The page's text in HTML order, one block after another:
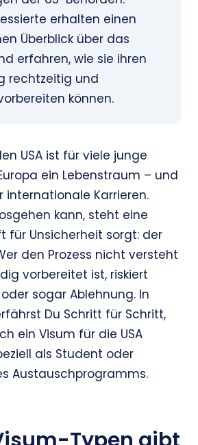
erhalten einen
Überblick über das
erfahren, wie sie ihren
rechtzeitig und
können.
USA ist für viele junge
ein Lebenstraum – und
internationale Karrieren.
kann, steht eine
für Unsicherheit sorgt: der
den Prozess nicht versteht
vorbereitet ist, riskiert
sogar Ablehnung. In
Du Schritt für Schritt,
ein Visum für die USA
als Student oder
Austauschprogramms.